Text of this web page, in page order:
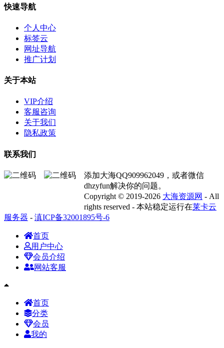
快速导航
个人中心
标签云
网址导航
推广计划
关于本站
VIP介绍
客服咨询
关于我们
隐私政策
联系我们
添加大海QQ909962049，或者微信
dhzyfun解决你的问题。
Copyright © 2019-2026 大海资源网 - All
rights reserved - 本站稳定运行在莱卡云
服务器 - 滇ICP备32001895号-6
首页
用户中心
会员介绍
网站客服
首页
分类
会员
我的